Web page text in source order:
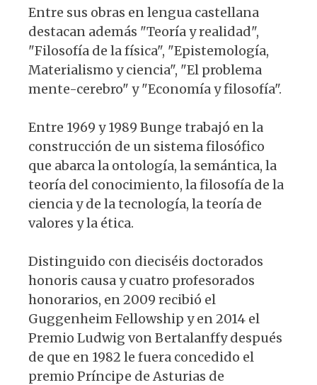
Entre sus obras en lengua castellana
destacan además "Teoría y realidad",
"Filosofía de la física", "Epistemología,
Materialismo y ciencia", "El problema
mente-cerebro" y "Economía y filosofía".
Entre 1969 y 1989 Bunge trabajó en la
construcción de un sistema filosófico
que abarca la ontología, la semántica, la
teoría del conocimiento, la filosofía de la
ciencia y de la tecnología, la teoría de
valores y la ética.
Distinguido con dieciséis doctorados
honoris causa y cuatro profesorados
honorarios, en 2009 recibió el
Guggenheim Fellowship y en 2014 el
Premio Ludwig von Bertalanffy después
de que en 1982 le fuera concedido el
premio Príncipe de Asturias de